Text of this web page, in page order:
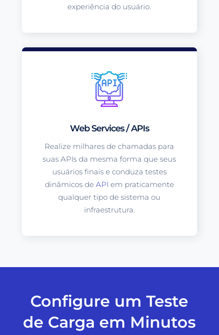
experiência do usuário.
Web Services / APIs
Realize milhares de chamadas para
suas APIs da mesma forma que seus
usuários finais e conduza testes
dinâmicos de API em praticamente
qualquer tipo de sistema ou
infraestrutura.
Configure um Teste
de Carga em Minutos